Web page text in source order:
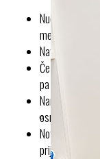
Nudijo
med hojo
Natikači
Čez ves dan
pa zagotavlja
Narejeni so iz
osnove in
Notranji vložek
prijetno